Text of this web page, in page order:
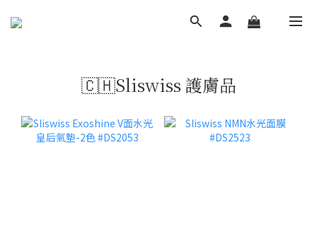
🇨🇭Sliswiss 護膚品